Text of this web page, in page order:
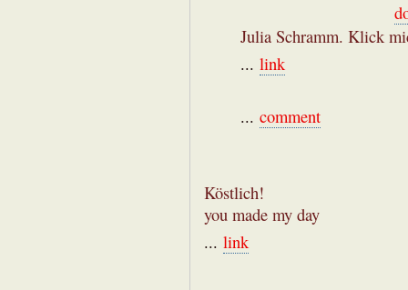
Julia Schramm. Klick
... link
... comment
Köstlich!
you made my day
... link